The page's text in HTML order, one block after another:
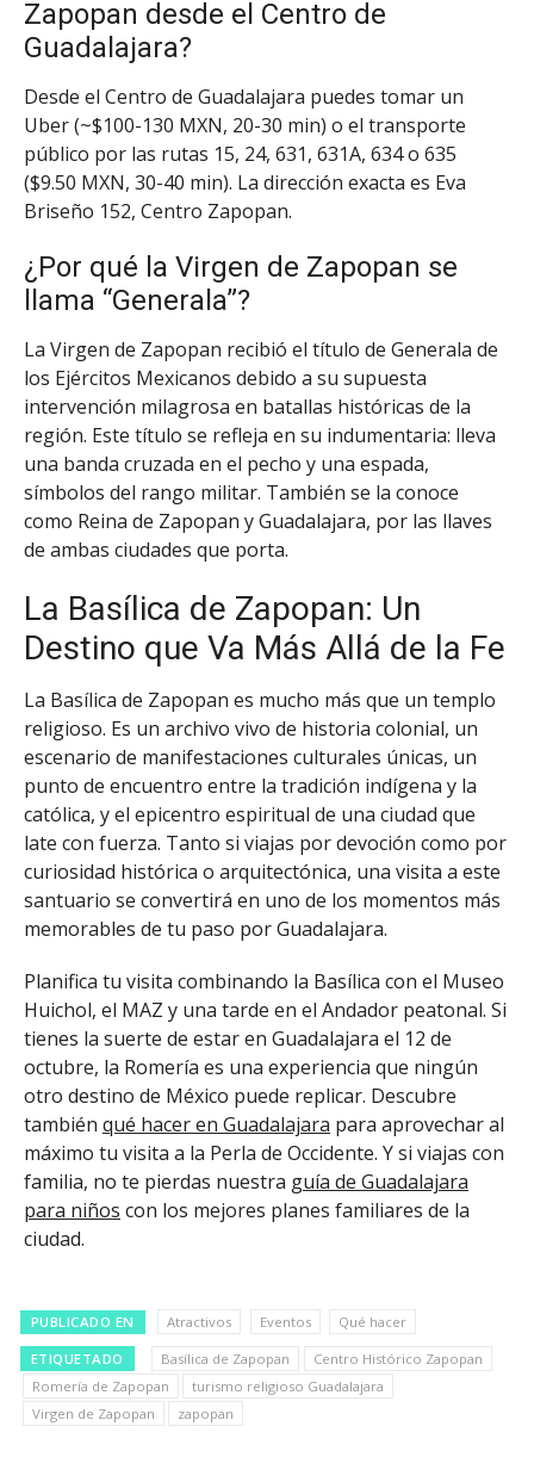
Zapopan desde el Centro de
Guadalajara?
Desde el Centro de Guadalajara puedes tomar un
Uber (~$100-130 MXN, 20-30 min) o el transporte
público por las rutas 15, 24, 631, 631A, 634 o 635
($9.50 MXN, 30-40 min). La dirección exacta es Eva
Briseño 152, Centro Zapopan.
¿Por qué la Virgen de Zapopan se
llama “Generala”?
La Virgen de Zapopan recibió el título de Generala de
los Ejércitos Mexicanos debido a su supuesta
intervención milagrosa en batallas históricas de la
región. Este título se refleja en su indumentaria: lleva
una banda cruzada en el pecho y una espada,
símbolos del rango militar. También se la conoce
como Reina de Zapopan y Guadalajara, por las llaves
de ambas ciudades que porta.
La Basílica de Zapopan: Un
Destino que Va Más Allá de la Fe
La Basílica de Zapopan es mucho más que un templo
religioso. Es un archivo vivo de historia colonial, un
escenario de manifestaciones culturales únicas, un
punto de encuentro entre la tradición indígena y la
católica, y el epicentro espiritual de una ciudad que
late con fuerza. Tanto si viajas por devoción como por
curiosidad histórica o arquitectónica, una visita a este
santuario se convertirá en uno de los momentos más
memorables de tu paso por Guadalajara.
Planifica tu visita combinando la Basílica con el Museo
Huichol, el MAZ y una tarde en el Andador peatonal. Si
tienes la suerte de estar en Guadalajara el 12 de
octubre, la Romería es una experiencia que ningún
otro destino de México puede replicar. Descubre
también qué hacer en Guadalajara para aprovechar al
máximo tu visita a la Perla de Occidente. Y si viajas con
familia, no te pierdas nuestra guía de Guadalajara
para niños con los mejores planes familiares de la
ciudad.
PUBLICADO EN Atractivos Eventos Qué hacer
ETIQUETADO Basílica de Zapopan
Centro Histórico Zapopan
Romería de Zapopan
turismo religioso Guadalajara
Virgen de Zapopan
zapopan